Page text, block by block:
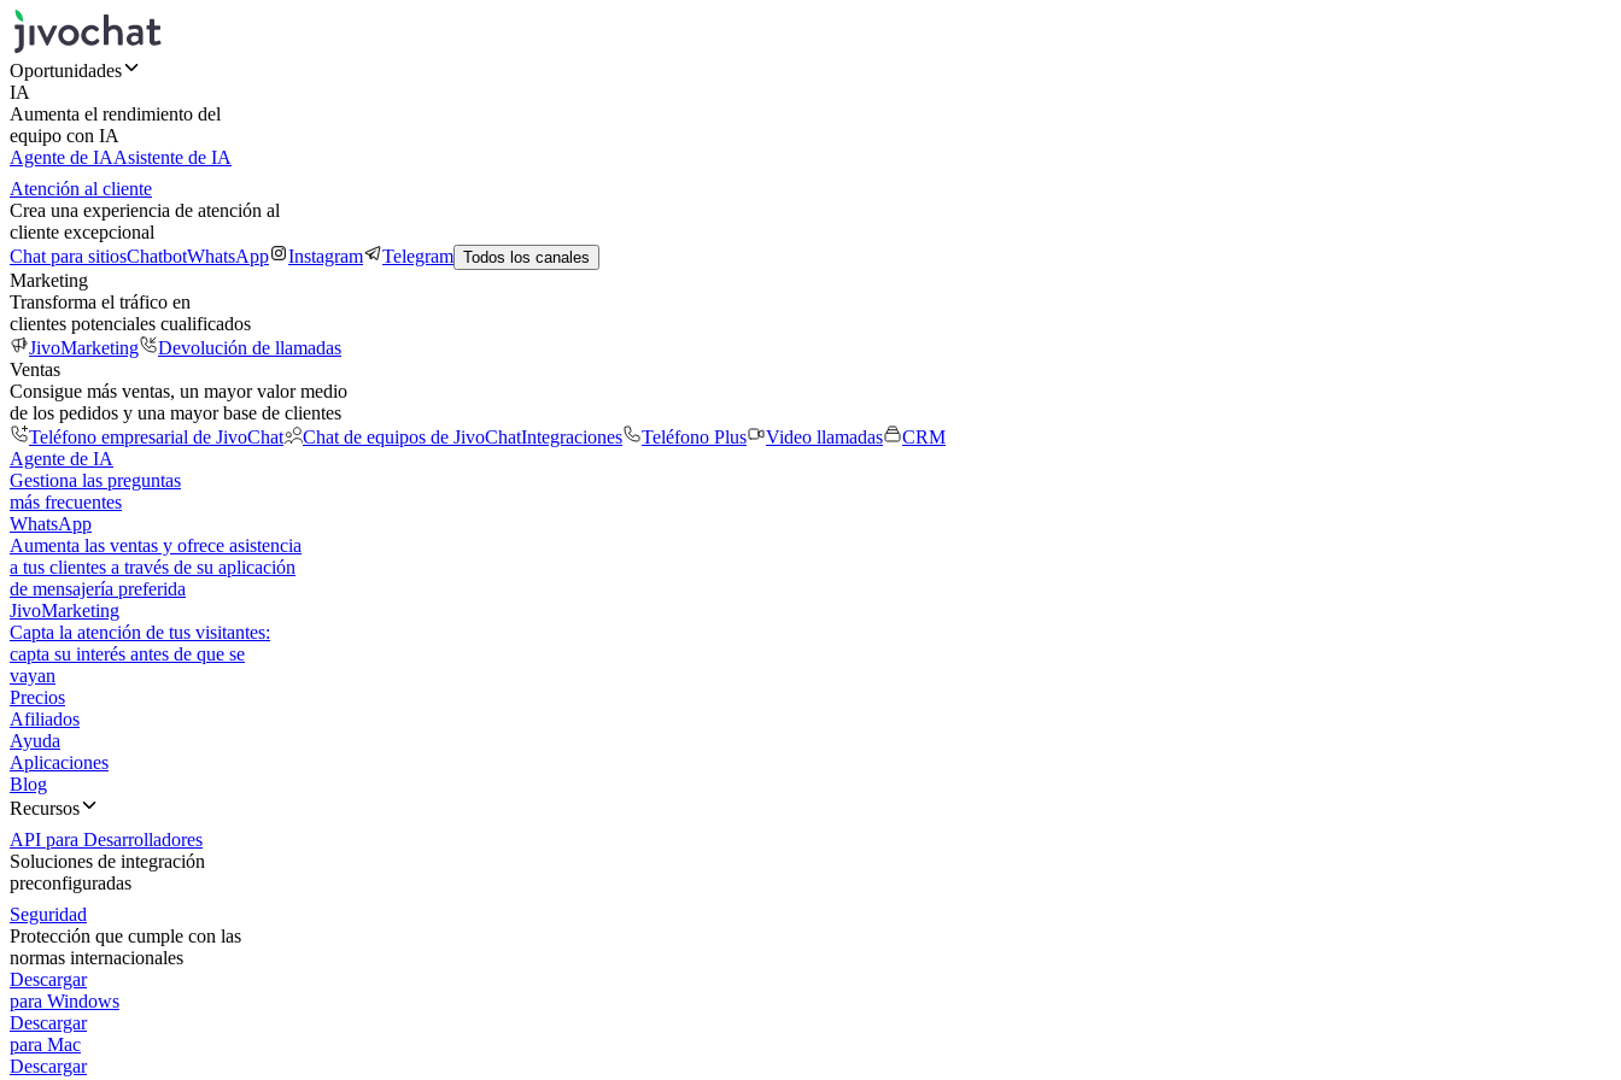
Oportunidades
IA
Aumenta el rendimiento del
equipo con IA
Agente de IAAsistente de IA
Atención al cliente
Crea una experiencia de atención al
cliente excepcional
Chat para sitiosChatbotWhatsApp Instagram Telegram Todos los canales
Marketing
Transforma el tráfico en
clientes potenciales cualificados
JivoMarketing
Devolución de llamadas
Ventas
Consigue más ventas, un mayor valor medio
de los pedidos y una mayor base de clientes
Teléfono empresarial de JivoChat
Chat de equipos de JivoChatIntegraciones Teléfono Plus Video llamadas
CRM
Agente de IA
Gestiona las preguntas
más frecuentes
WhatsApp
Aumenta las ventas y ofrece asistencia
a tus clientes a través de su aplicación
de mensajería preferida
JivoMarketing
Capta la atención de tus visitantes:
capta su interés antes de que se
vayan
Precios
Afiliados
Ayuda
Aplicaciones
Blog
Recursos
API para Desarrolladores
Soluciones de integración
preconfiguradas
Seguridad
Protección que cumple con las
normas internacionales
Descargar
para Windows
Descargar
para Mac
Descargar